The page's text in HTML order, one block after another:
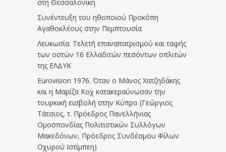
στη Θεσσαλονίκη
Συνέντευξη του ηθοποιού Προκόπη
Αγαθοκλέους στην Πεμπτουσία
Λευκωσία: Τελετή επαναπατρισμού και ταφής
των οστών 16 Ελλαδιτών πεσόντων οπλιτών
της ΕΛΔΥΚ
Eurovision 1976. Όταν ο Μάνος Χατζηδάκης
και η Μαρίζα Κοχ κατακεραύνωσαν την
τουρκική εισβολή στην Κύπρο (Γεώργιος
Τάτσιος, τ. Πρόεδρος Πανελλήνιας
Ομοσπονδίας Πολιτιστικών Συλλόγων
Μακεδόνων, Πρόεδρος Συνδέσμου Φίλων
Οχυρού Ιστίμπεη)